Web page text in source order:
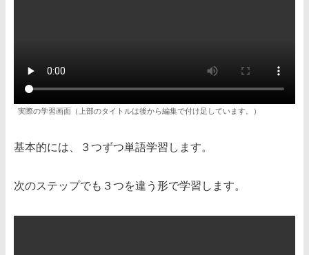
実際の学習画面（上部のタイトルは後から編集で付け足しています。）
基本的には、３つずつ単語学習します。
次のステップでも３つを違う形で学習します。